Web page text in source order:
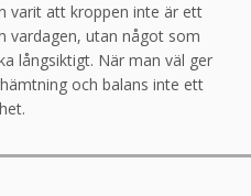
varit att kroppen inte är ett
vardagen, utan något som
långsiktigt. När man väl ger
och balans inte ett